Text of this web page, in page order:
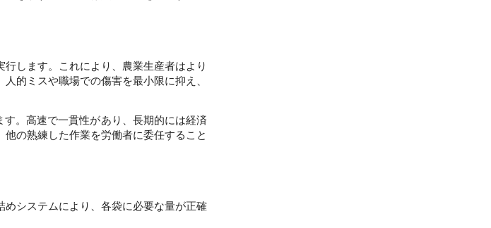
します。これにより、農業生産者はより
的ミスや職場での傷害を最小限に抑え、
。高速で一貫性があり、長期的には経済
の熟練した作業を労働者に委任すること
システムにより、各袋に必要な量が正確